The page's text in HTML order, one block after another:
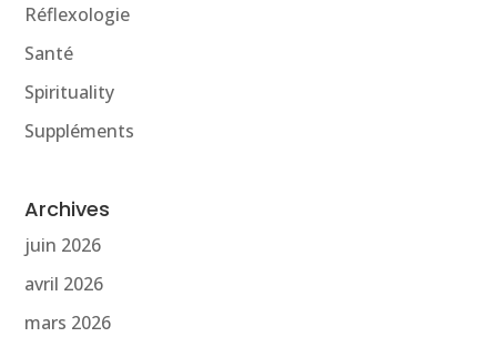
Réflexologie
Santé
Spirituality
Suppléments
Archives
juin 2026
avril 2026
mars 2026